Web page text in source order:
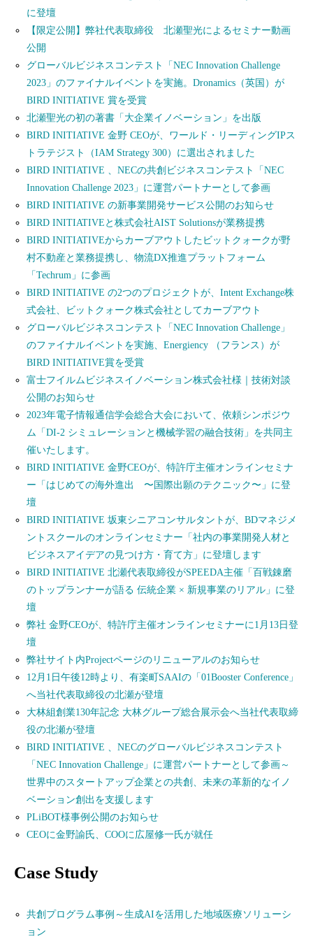
に登壇
【限定公開】弊社代表取締役 北瀬聖光によるセミナー動画
公開
グローバルビジネスコンテスト「NEC Innovation Challenge
2023」のファイナルイベントを実施。Dronamics（英国）が
BIRD INITIATIVE 賞を受賞
北瀬聖光の初の著書「大企業イノベーション」を出版
BIRD INITIATIVE 金野 CEOが、ワールド・リーディングIPス
トラテジスト（IAM Strategy 300）に選出されました
BIRD INITIATIVE 、NECの共創ビジネスコンテスト「NEC
Innovation Challenge 2023」に運営パートナーとして参画
BIRD INITIATIVE の新事業開発サービス公開のお知らせ
BIRD INITIATIVEと株式会社AIST Solutionsが業務提携
BIRD INITIATIVEからカーブアウトしたビットクォークが野
村不動産と業務提携し、物流DX推進プラットフォーム
「Techrum」に参画
BIRD INITIATIVE の2つのプロジェクトが、Intent Exchange株
式会社、ビットクォーク株式会社としてカーブアウト
グローバルビジネスコンテスト「NEC Innovation Challenge」
のファイナルイベントを実施、Energiency （フランス）が
BIRD INITIATIVE賞を受賞
富士フイルムビジネスイノベーション株式会社様｜技術対談
公開のお知らせ
2023年電子情報通信学会総合大会において、依頼シンポジウ
ム「DI-2 シミュレーションと機械学習の融合技術」を共同主
催いたします。
BIRD INITIATIVE 金野CEOが、特許庁主催オンラインセミナ
ー「はじめての海外進出 〜国際出願のテクニック〜」に登
壇
BIRD INITIATIVE 坂東シニアコンサルタントが、BDマネジメ
ントスクールのオンラインセミナー「社内の事業開発人材と
ビジネスアイデアの見つけ方・育て方」に登壇します
BIRD INITIATIVE 北瀬代表取締役がSPEEDA主催「百戦錬磨
のトップランナーが語る 伝統企業 × 新規事業のリアル」に登
壇
弊社 金野CEOが、特許庁主催オンラインセミナーに1月13日登
壇
弊社サイト内Projectページのリニューアルのお知らせ
12月1日午後12時より、有楽町SAAIの「01Booster Conference」
へ当社代表取締役の北瀬が登壇
大林組創業130年記念 大林グループ総合展示会へ当社代表取締
役の北瀬が登壇
BIRD INITIATIVE 、NECのグローバルビジネスコンテスト
「NEC Innovation Challenge」に運営パートナーとして参画～
世界中のスタートアップ企業との共創、未来の革新的なイノ
ベーション創出を支援します
PLiBOT様事例公開のお知らせ
CEOに金野諭氏、COOに広屋修一氏が就任
Case Study
共創プログラム事例～生成AIを活用した地域医療ソリューシ
ョン